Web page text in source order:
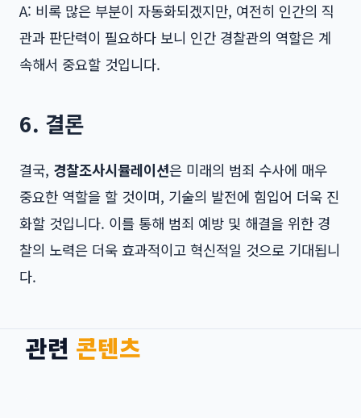
A: 비록 많은 부분이 자동화되겠지만, 여전히 인간의 직
관과 판단력이 필요하다 보니 인간 경찰관의 역할은 계
속해서 중요할 것입니다.
6. 결론
결국, 경찰조사시뮬레이션은 미래의 범죄 수사에 매우
중요한 역할을 할 것이며, 기술의 발전에 힘입어 더욱 진
화할 것입니다. 이를 통해 범죄 예방 및 해결을 위한 경
찰의 노력은 더욱 효과적이고 혁신적일 것으로 기대됩니
다.
관련 콘텐츠